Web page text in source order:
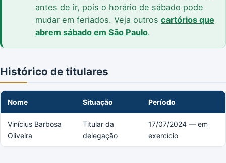
antes de ir, pois o horário de sábado pode
mudar em feriados. Veja outros cartórios que
abrem sábado em São Paulo.
Histórico de titulares
Nome Situação Período
Vinícius Barbosa
Oliveira
Titular da
delegação
17/07/2024 — em
exercício